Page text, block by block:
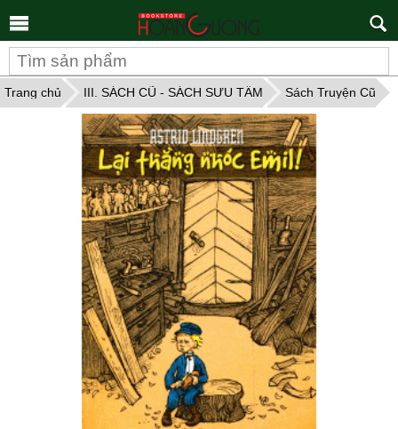
kiếm
Trang chủ III. SÁCH CŨ - SÁCH SƯU TẦM Sách Truyện Cũ